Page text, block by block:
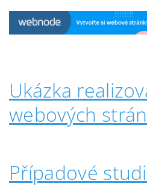
Ukázka
webových
Případové